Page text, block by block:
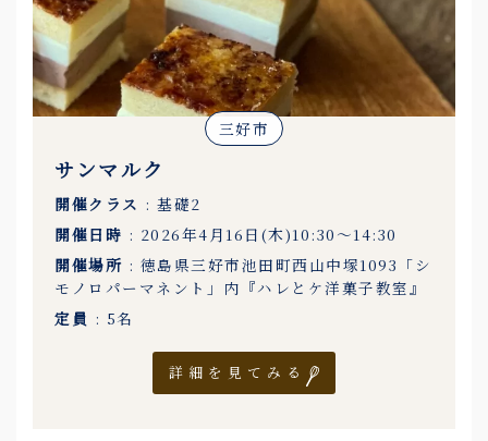
三好市
サンマルク
開催クラス : 基礎2
開催日時 : 2026年4月16日(木)10:30〜14:30
開催場所 : 徳島県三好市池田町西山中塚1093「シ
モノロパーマネント」内『ハレとケ洋菓子教室』
定員 : 5名
詳細を見てみる